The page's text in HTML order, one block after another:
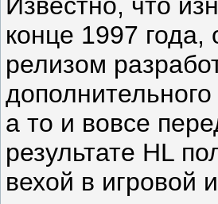
конце 1997
релизом
а то и вовсе
результате HL
вехой в игровой